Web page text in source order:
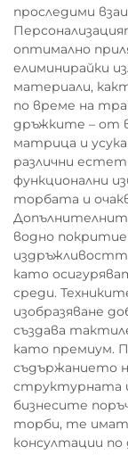
проследими
оптимално
елиминирайки
материали,
по време на
дръжките – от
матрица и
различни
функционални
торбата и
водно
като
среди.
изобразяване
създава
като премиум.
съдържанието
структурната
бизнесите
торби, те имат
консултации